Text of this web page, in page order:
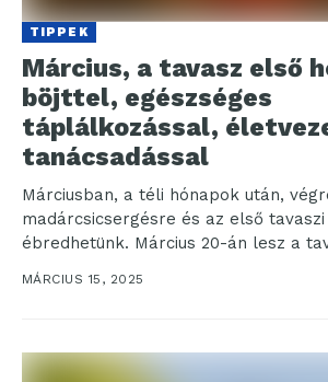
TIPPEK
Március, a tavasz első
böjttel, egészséges
táplálkozással,
tanácsadással
Márciusban, a téli hónapok után,
madárcsicsergésre és az első
ébredhetünk. Március 20-án lesz a
egyenlőség, mely hivatalosan is...
MÁRCIUS 15, 2025